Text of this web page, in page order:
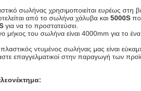
σωλήνας χρησιμοποιείται ευρέως στη
από το σωλήνα χάλυβα και 5000S
για να το προστατεύσει.
μήκος του σωλήνα είναι 4000mm για το
ντυμένος σωλήνας μας είναι
επαγγελματικοί στην παραγωγή των